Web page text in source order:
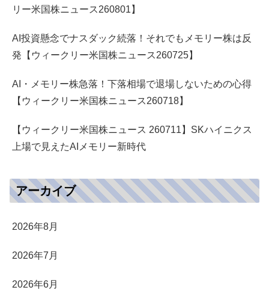
リー米国株ニュース260801】
AI投資懸念でナスダック続落！それでもメモリー株は反
発【ウィークリー米国株ニュース260725】
AI・メモリー株急落！下落相場で退場しないための心得
【ウィークリー米国株ニュース260718】
【ウィークリー米国株ニュース 260711】SKハイニクス
上場で見えたAIメモリー新時代
アーカイブ
2026年8月
2026年7月
2026年6月